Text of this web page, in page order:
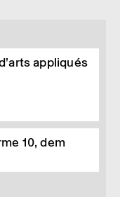
appliqués
10, dem